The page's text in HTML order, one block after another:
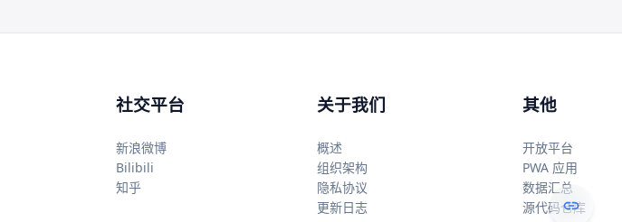
社交平台
新浪微博
Bilibili
知乎
关于我们
概述
组织架构
隐私协议
更新日志
其他
开放平台
PWA 应用
数据汇总
源代码仓库